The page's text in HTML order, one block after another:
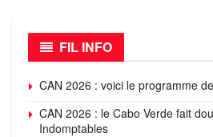
FIL INFO
CAN 2026 : voici le programme
CAN 2026 : le Cabo Verde fait
Indomptables